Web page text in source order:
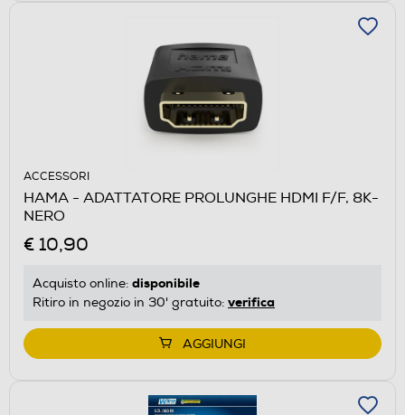
ACCESSORI
HAMA - ADATTATORE PROLUNGHE HDMI F/F, 8K-
NERO
€ 10,90
Acquisto online: disponibile
Ritiro in negozio in 30' gratuito: verifica
AGGIUNGI